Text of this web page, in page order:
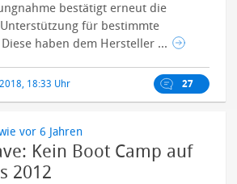
bestätigt erneut die
für bestimmte
haben dem Hersteller ...
18:33 Uhr 27
vor 6 Jahren
Kein Boot Camp auf
2012